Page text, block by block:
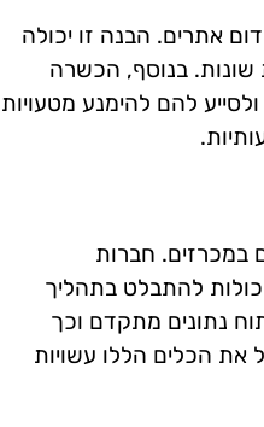
אתרים. הבנה זו יכולה
בנוסף, הכשרה
להם להימנע מטעויות
במכרזים. חברות
להתבלט בתהליך
נתונים מתקדם וכך
את הכלים הללו עשויות